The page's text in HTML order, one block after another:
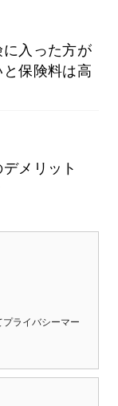
入った方が
保険料は高
メリット
ライバシーマー